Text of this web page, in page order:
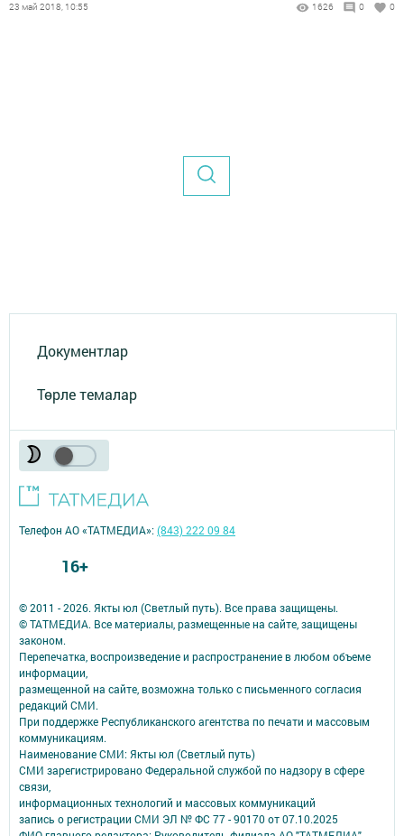
23 май 2018, 10:55 1626 0 0
Документлар
Төрле темалар
© 2011 - 2026. Якты юл (Светлый путь). Все права защищены.
© ТАТМЕДИА. Все материалы, размещенные на сайте, защищены
законом.
Перепечатка, воспроизведение и распространение в любом объеме
информации,
размещенной на сайте, возможна только с письменного согласия
редакций СМИ.
При поддержке Республиканского агентства по печати и массовым
коммуникациям.
Наименование СМИ: Якты юл (Светлый путь)
СМИ зарегистрировано Федеральной службой по надзору в сфере
связи,
информационных технологий и массовых коммуникаций
запись о регистрации СМИ ЭЛ № ФС 77 - 90170 от 07.10.2025
Телефон АО «ТАТМЕДИА»:(843) 222 09 84
16+